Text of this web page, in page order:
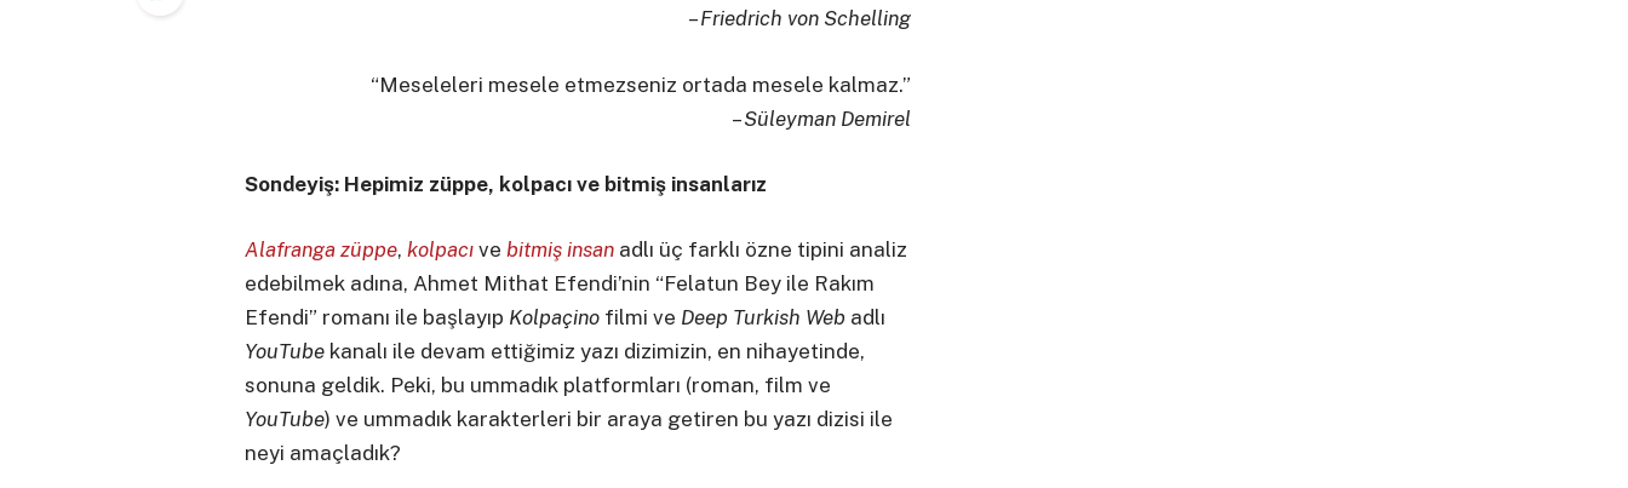
–Friedrich von Schelling
“Meseleleri mesele etmezseniz ortada mesele kalmaz.”
–Süleyman Demirel
Sondeyiş: Hepimiz züppe, kolpacı ve bitmiş insanlarız
Alafranga züppe, kolpacı ve bitmiş insan adlı üç farklı özne tipini analiz
edebilmek adına, Ahmet Mithat Efendi’nin “Felatun Bey ile Rakım
Efendi” romanı ile başlayıp Kolpaçino filmi ve Deep Turkish Web adlı
YouTube kanalı ile devam ettiğimiz yazı dizimizin, en nihayetinde,
sonuna geldik. Peki, bu ummadık platformları (roman, film ve
YouTube) ve ummadık karakterleri bir araya getiren bu yazı dizisi ile
neyi amaçladık?